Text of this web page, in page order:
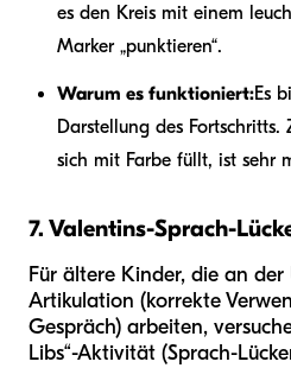
es den Kreis mit einem
Marker „punktieren“.
Warum es funktioniert:Es
Darstellung des Fortschritts.
sich mit Farbe füllt, ist sehr
7. Valentins-Sprach-
Für ältere Kinder, die an
Artikulation (korrekte
Gespräch) arbeiten,
Libs“-Aktivität (Sprach-